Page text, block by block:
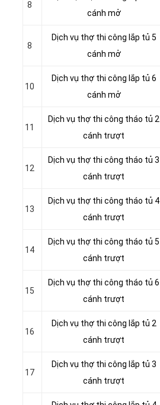
8
cánh mở
8
Dịch vụ thợ thi công lắp tủ 5
cánh mở
10
Dịch vụ thợ thi công lắp tủ 6
cánh mở
11
Dịch vụ thợ thi công tháo tủ 2
cánh trượt
12
Dịch vụ thợ thi công tháo tủ 3
cánh trượt
13
Dịch vụ thợ thi công tháo tủ 4
cánh trượt
14
Dịch vụ thợ thi công tháo tủ 5
cánh trượt
15
Dịch vụ thợ thi công tháo tủ 6
cánh trượt
16
Dịch vụ thợ thi công lắp tủ 2
cánh trượt
17
Dịch vụ thợ thi công lắp tủ 3
cánh trượt